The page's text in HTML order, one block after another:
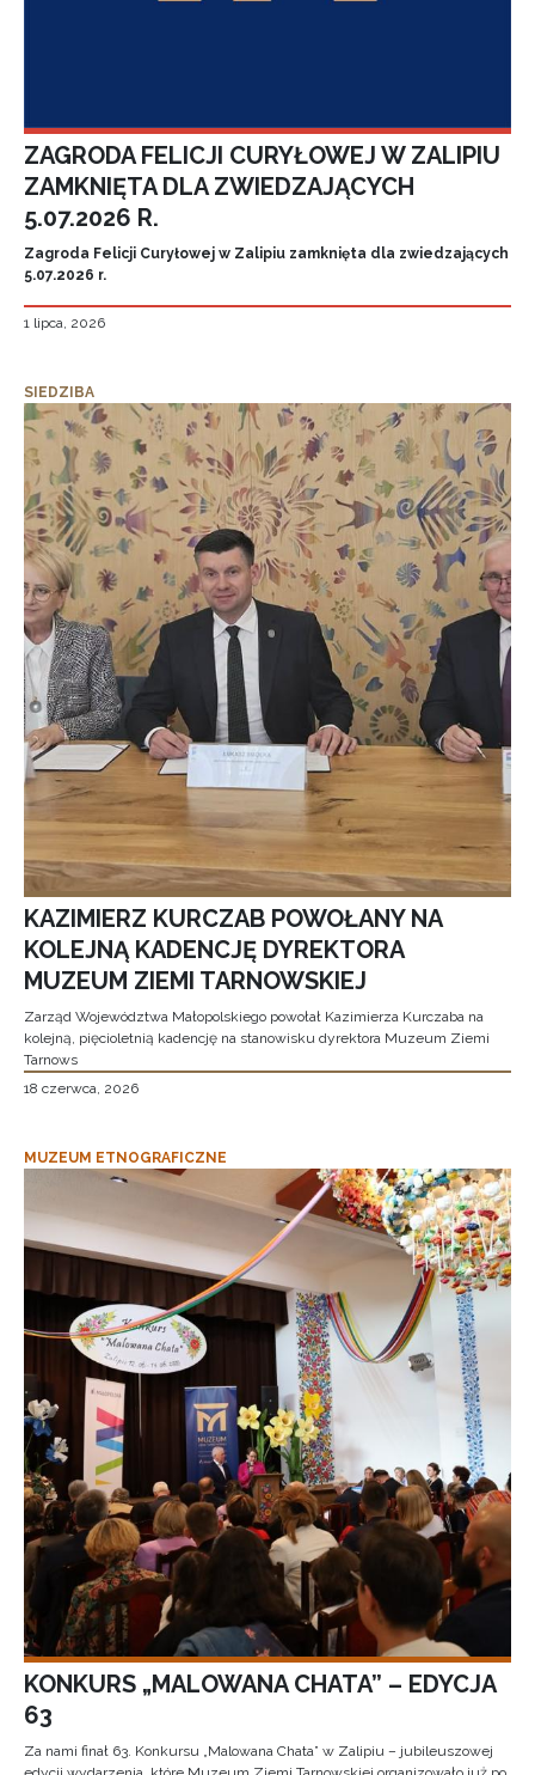
ZAGRODA FELICJI CURYŁOWEJ W ZALIPIU
ZAMKNIĘTA DLA ZWIEDZAJĄCYCH
5.07.2026 R.
Zagroda Felicji Curyłowej w Zalipiu zamknięta dla zwiedzających
5.07.2026 r.
1 lipca, 2026
SIEDZIBA
KAZIMIERZ KURCZAB POWOŁANY NA
KOLEJNĄ KADENCJĘ DYREKTORA
MUZEUM ZIEMI TARNOWSKIEJ
Zarząd Województwa Małopolskiego powołał Kazimierza Kurczaba na
kolejną, pięcioletnią kadencję na stanowisku dyrektora Muzeum Ziemi
Tarnows
18 czerwca, 2026
MUZEUM ETNOGRAFICZNE
KONKURS „MALOWANA CHATA” – EDYCJA
63
Za nami finał 63. Konkursu „Malowana Chata” w Zalipiu – jubileuszowej